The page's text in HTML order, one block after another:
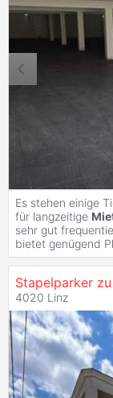
Es stehen einige
für langzeitige
sehr gut
bietet genügend
Stapelparker zu
4020 Linz